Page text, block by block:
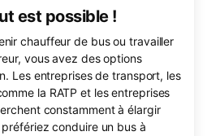
est possible !
chauffeur de bus ou travailler
vous avez des options
Les entreprises de transport, les
la RATP et les entreprises
constamment à élargir
conduire un bus à